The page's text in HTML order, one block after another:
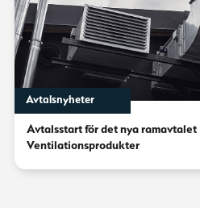
Avtalsnyheter
Avtalsstart för det nya ramavtalet
Ventilationsprodukter